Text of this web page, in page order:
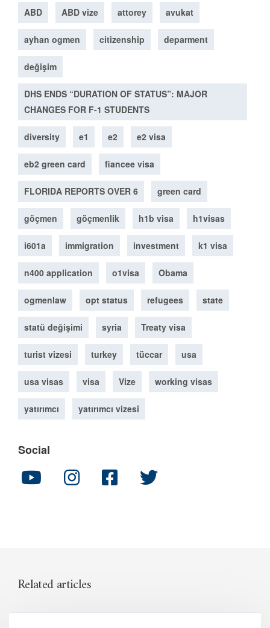
ABD ABD vize attorey avukat
ayhan ogmen citizenship deparment
değişim
DHS ENDS “DURATION OF STATUS”: MAJOR
CHANGES FOR F-1 STUDENTS
diversity e1 e2 e2 visa
eb2 green card fiancee visa
FLORIDA REPORTS OVER 6 green card
göçmen göçmenlik h1b visa h1visas
i601a immigration investment k1 visa
n400 application o1visa Obama
ogmenlaw opt status refugees state
statü değişimi syria Treaty visa
turist vizesi turkey tüccar usa
usa visas visa Vize working visas
yatırımcı yatırımcı vizesi
Social
Related articles